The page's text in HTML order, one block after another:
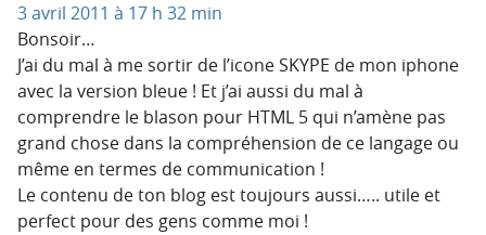
3 avril 2011 à 17 h 32 min
Bonsoir…
J’ai du mal à me sortir de l’icone SKYPE de mon iphone
avec la version bleue ! Et j’ai aussi du mal à
comprendre le blason pour HTML 5 qui n’amène pas
grand chose dans la compréhension de ce langage ou
même en termes de communication !
Le contenu de ton blog est toujours aussi….. utile et
perfect pour des gens comme moi !